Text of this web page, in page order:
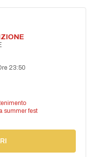
23:50
summer fest